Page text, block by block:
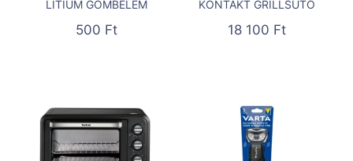
LÍTIUM GOMBELEM
500 Ft
KONTAKT GRILLSÜTŐ
18 100 Ft